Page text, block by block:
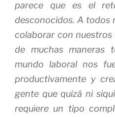
parece que es el
desconocidos. A todos
colaborar con
de muchas maneras
mundo laboral nos
productivamente y
gente que quizá ni
requiere un tipo